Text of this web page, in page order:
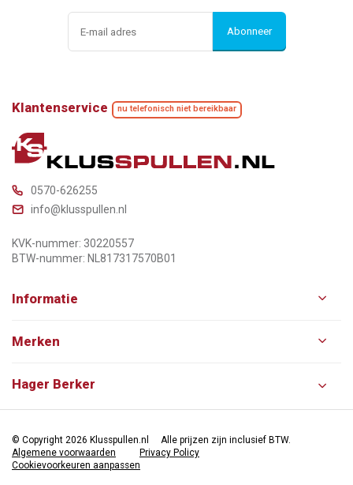
Abonneer
Klantenservice nu telefonisch niet bereikbaar
0570-626255
info@klusspullen.nl
KVK-nummer: 30220557
BTW-nummer: NL817317570B01
Informatie
Merken
Hager Berker
© Copyright 2026 Klusspullen.nl
Alle prijzen zijn inclusief BTW.
Algemene voorwaarden
Privacy Policy
Cookievoorkeuren aanpassen